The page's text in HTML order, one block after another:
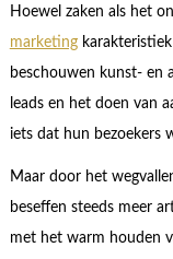
Hoewel zaken als het
marketingkarakteristiek
beschouwen kunst- en
leads en het doen van
iets dat hun bezoekers
Maar door het
beseffen steeds meer
met het warm houden